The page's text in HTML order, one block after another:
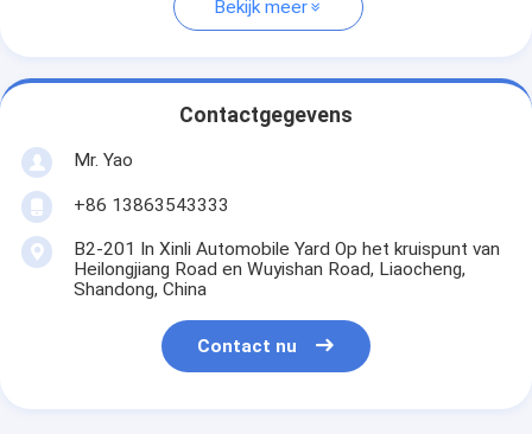
Bekijk meer
Contactgegevens
Mr. Yao
+86 13863543333
B2-201 In Xinli Automobile Yard Op het kruispunt van
Heilongjiang Road en Wuyishan Road, Liaocheng,
Shandong, China
Contact nu